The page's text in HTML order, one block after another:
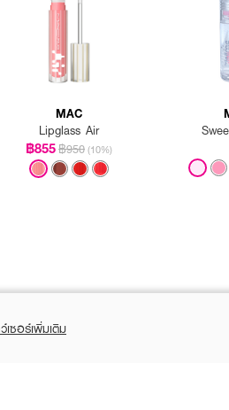
MAC
Lipglass Air
฿855฿950 (10%)
เซอร์เพิ่มเติม